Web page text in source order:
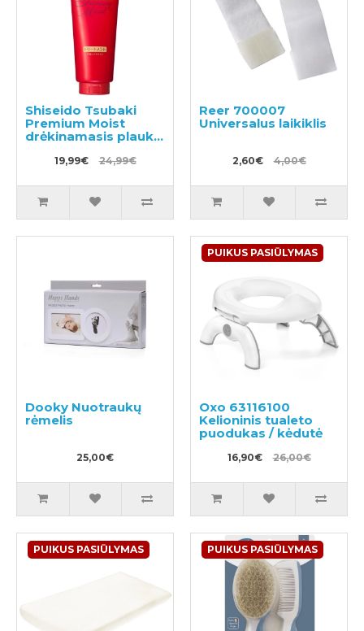
Shiseido Tsubaki
Premium Moist
drėkinamasis plaukų
ramunėlių aliejumi
19,99€ 24,99€
Reer 700007
Universalus laikiklis
2,60€ 4,00€
Dooky Nuotraukų
rėmelis
25,00€
PUIKUS PASIŪLYMAS
Oxo 63116100
Kelioninis tualeto
puodukas / kėdutė
16,90€ 26,00€
PUIKUS PASIŪLYMAS PUIKUS PASIŪLYMAS